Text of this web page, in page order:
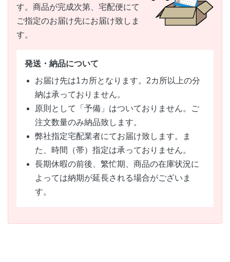
す。商品が完成次第、宅配便にて
ご指定のお届け先にお届け致しま
す。
発送・納品について
お届け先は1カ所となります。2カ所以上の分
納は承っておりません。
原則として「予備」はついておりません。ご
注文数量のみ納品致します。
弊社指定宅配業者にてお届け致します。ま
た、時間（帯）指定は承っておりません。
長期休暇の前後、繁忙期、商品の在庫状況に
よっては納期が延長される場合がございま
す。